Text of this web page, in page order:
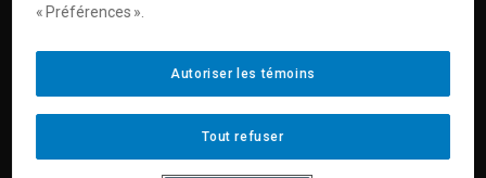
« Préférences ».
Tout refuser
Autoriser les témoins